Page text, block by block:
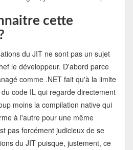
cette
du JIT ne sont pas un sujet
le développeur. D'abord parce
comme .NET fait qu'à la limite
code IL qui regarde directement
moins la compilation native qui
à l'autre pour une même
pas forcément judicieux de se
du JIT puisque, justement, ce